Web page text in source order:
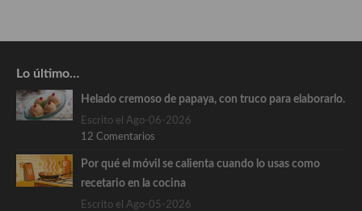
Lo último…
Helado cremoso de papaya, con truco para elaborarlo.
Escrito el Ago-06-2026
12 Comentarios
Por qué el móvil se calienta cuando lo usas como
recetario en la cocina
Escrito el Ago-05-2026